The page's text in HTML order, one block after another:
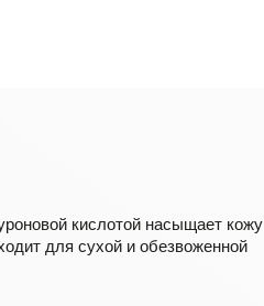
кислотой насыщает кожу
для сухой и обезвоженной